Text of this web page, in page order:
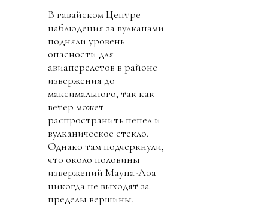
В гавайском Центре
наблюдения за вулканами
подняли уровень
опасности для
авиаперелетов в районе
извержения до
максимального, так как
ветер может
распространить пепел и
вулканическое стекло.
Однако там подчеркнули,
что около половины
извержений Мауна-Лоа
никогда не выходят за
пределы вершины.